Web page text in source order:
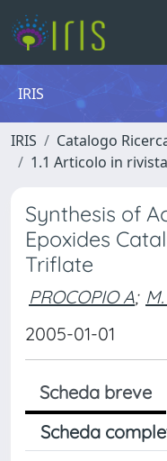
IRIS
IRIS Catalogo
1.1 Articolo in rivista
Synthesis of
Epoxides
Triflate
PROCOPIO A;
2005-01-01
Scheda breve
Scheda